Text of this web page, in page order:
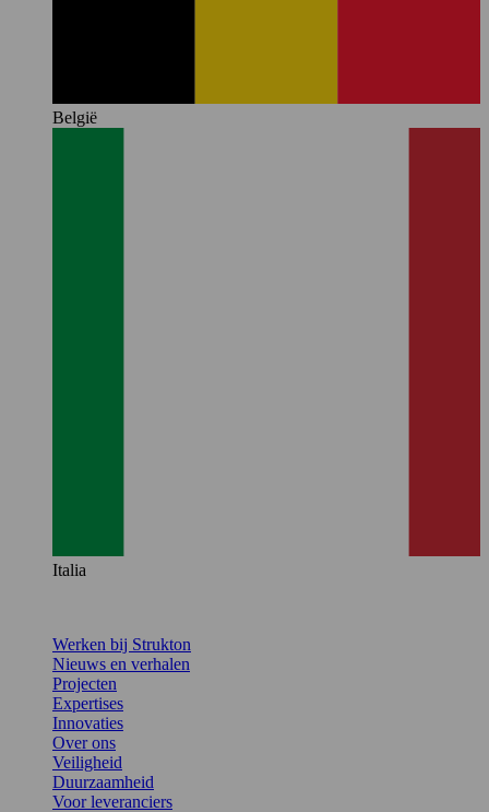
België
Italia
Werken bij Strukton
Nieuws en verhalen
Projecten
Expertises
Innovaties
Over ons
Veiligheid
Duurzaamheid
Voor leveranciers